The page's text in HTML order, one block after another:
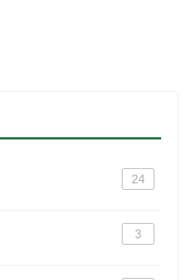
24
3